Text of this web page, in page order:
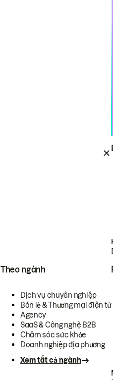
Theo ngành
Dịch vụ chuyên nghiệp
Bán lẻ & Thương mại điện tử
Agency
SaaS & Công nghệ B2B
Chăm sóc sức khỏe
Doanh nghiệp địa phương
Xem tất cả ngành